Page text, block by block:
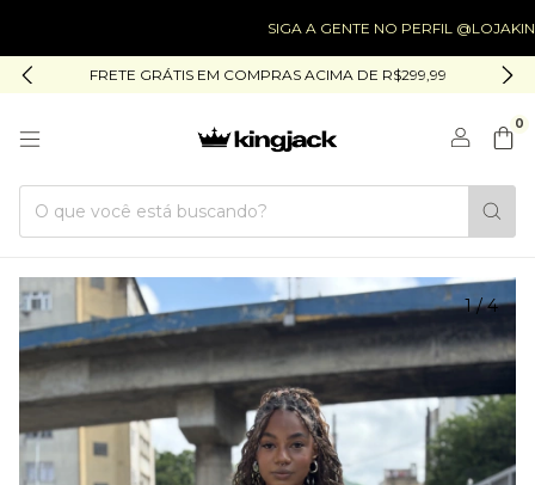
SIGA A GENTE NO PERFIL
FRETE GRÁTIS EM COMPRAS ACIMA DE R$299,99
0
1/4